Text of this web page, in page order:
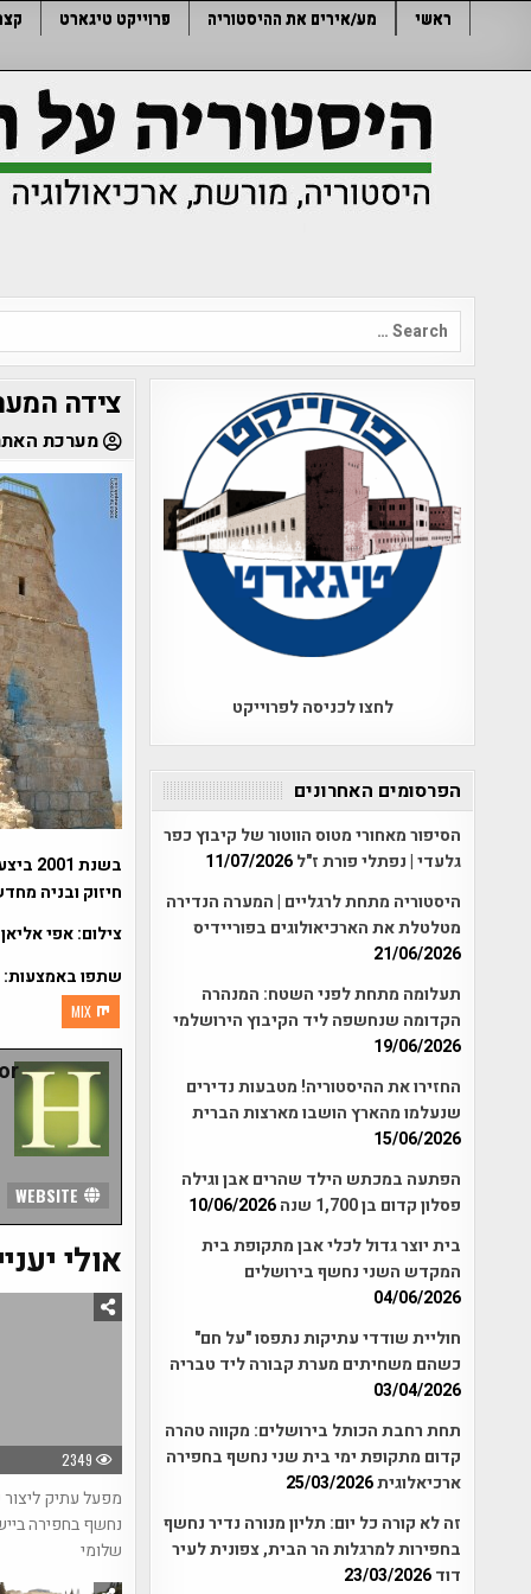
ראשי מע/אירים את ההיסטוריה פרוייקט טיגארט
Search
for:
צידה
מערכת
חיזוק ובניה
צילום: אפי אליאן
שתפו באמצעות:
MIX
אולי
2349
מפעל עתיק ליצור
נחשף בחפירה
שלומי
לחצו לכניסה לפרוייקט
הפרסומים האחרונים
הסיפור מאחורי מטוס הווטור של קיבוץ כפר
גלעדי | נפתלי פורת ז"ל11/07/2026
היסטוריה מתחת לרגליים | המערה הנדירה
מטלטלת את הארכיאולוגים בפוריידיס
21/06/2026
תעלומה מתחת לפני השטח: המנהרה
הקדומה שנחשפה ליד הקיבוץ הירושלמי
19/06/2026
החזירו את ההיסטוריה! מטבעות נדירים
שנעלמו מהארץ הושבו מארצות הברית
15/06/2026
הפתעה במכתש הילד שהרים אבן וגילה
פסלון קדום בן 1,700 שנה
10/06/2026
בית יוצר גדול לכלי אבן מתקופת בית
המקדש השני נחשף בירושלים
04/06/2026
חוליית שודדי עתיקות נתפסו "על חם"
כשהם משחיתים מערת קבורה ליד טבריה
03/04/2026
תחת רחבת הכותל בירושלים: מקווה טהרה
קדום מתקופת ימי בית שני נחשף בחפירה
ארכיאלוגית25/03/2026
זה לא קורה כל יום: תליון מנורה נדיר נחשף
בחפירות למרגלות הר הבית, צפונית לעיר
דוד23/03/2026